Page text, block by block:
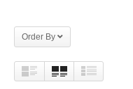
Order By